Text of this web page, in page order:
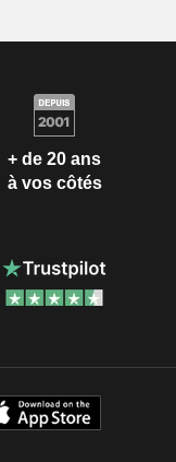
+ de 20 ans
à vos côtés